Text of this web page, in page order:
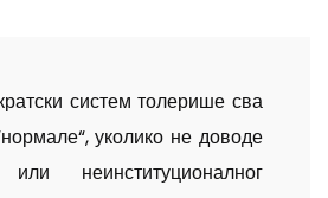
систем толерише сва
уколико не доводе
неинституционалног